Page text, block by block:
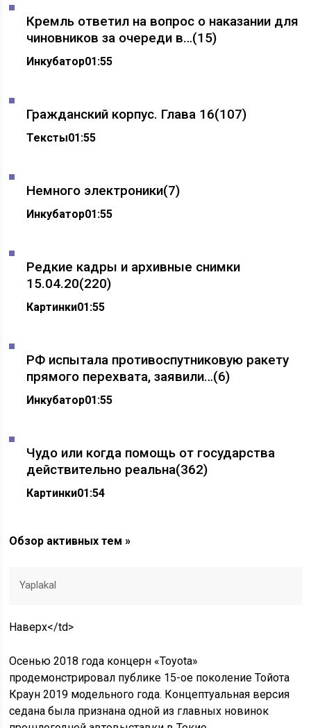
Кремль ответил на вопрос о наказании для
чиновников за очереди в…(15)
Инкубатор01:55
Гражданский корпус. Глава 16(107)
Тексты01:55
Немного электроники(7)
Инкубатор01:55
Редкие кадры и архивные снимки
15.04.20(220)
Картинки01:55
РФ испытала противоспутниковую ракету
прямого перехвата, заявили…(6)
Инкубатор01:55
Чудо или когда помощь от государства
действительно реальна(362)
Картинки01:54
Обзор активных тем »
Yaplakal
Наверх</td>
Осенью 2018 года концерн «Toyota»
продемонстрировал публике 15-ое поколение Тойота
Краун 2019 модельного года. Концептуальная версия
седана была признана одной из главных новинок